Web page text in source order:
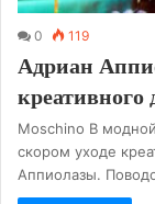
0 119
Адриан
Moschino В
скором уходе
Аппиолазы.